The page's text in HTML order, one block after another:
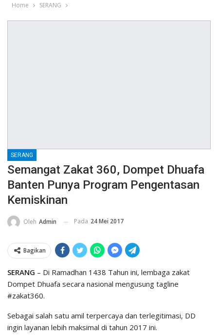
Home SERANG
SERANG
Semangat Zakat 360, Dompet Dhuafa
Banten Punya Program Pengentasan
Kemiskinan
Oleh Admin Pada 24 Mei 2017
Bagikan
SERANG – Di Ramadhan 1438 Tahun ini, lembaga zakat
Dompet Dhuafa secara nasional mengusung tagline
#zakat360.
Sebagai salah satu amil terpercaya dan terlegitimasi, DD
ingin layanan lebih maksimal di tahun 2017 ini.